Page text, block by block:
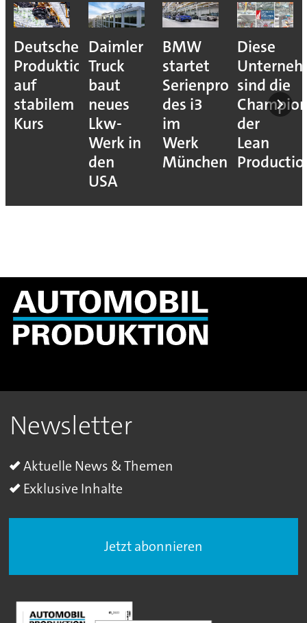
Deutsche
Produktion
auf
stabilem
Kurs
Daimler
Truck
baut
neues
Lkw-
Werk in
den
USA
BMW
startet
Serienproduktion
des i3
im
Werk
München
Diese
sind die
der
Lean
Newsletter
Aktuelle News & Themen
Exklusive Inhalte
Jetzt abonnieren